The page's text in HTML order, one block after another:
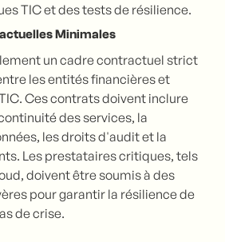
TIC et des tests de résilience.
Minimales
un cadre contractuel strict
les entités financières et
Ces contrats doivent inclure
des services, la
les droits d'audit et la
Les prestataires critiques, tels
doivent être soumis à des
pour garantir la résilience de
de crise.